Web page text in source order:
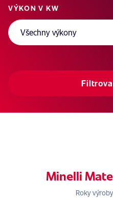
VÝKON V KW
Minelli
Roky